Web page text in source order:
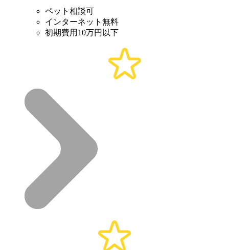
ペット相談可
インターネット無料
初期費用10万円以下